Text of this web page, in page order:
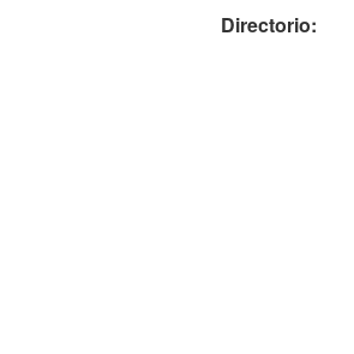
Directorio: